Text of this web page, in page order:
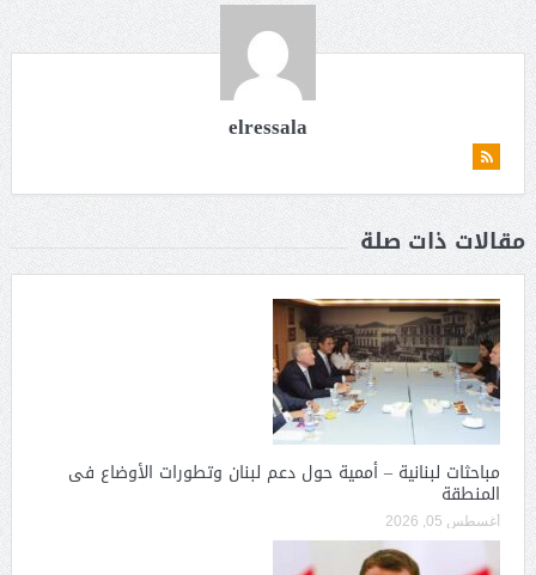
elressala
مقالات ذات صلة
مباحثات لبنانية – أممية حول دعم لبنان وتطورات الأوضاع فى
المنطقة
أغسطس 05, 2026